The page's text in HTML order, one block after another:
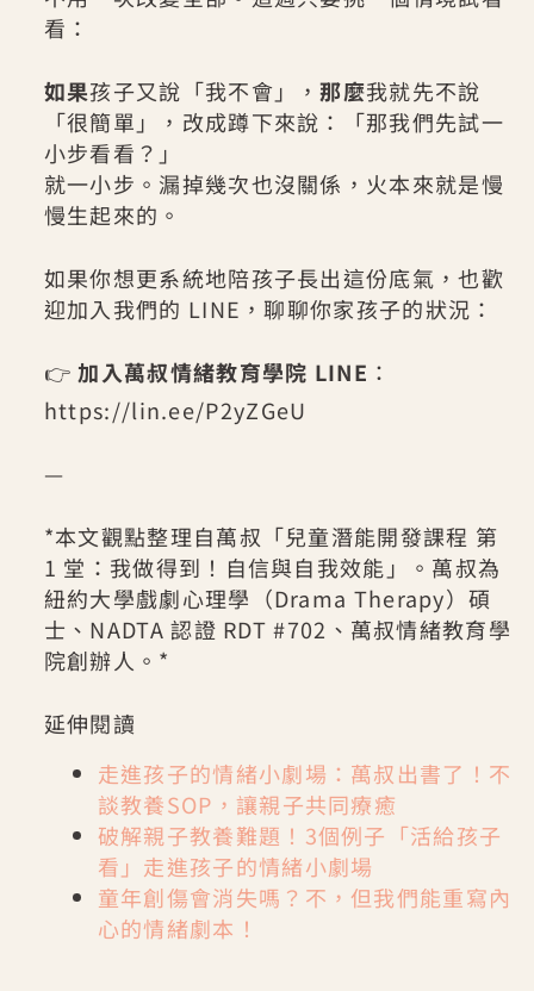
看：
如果孩子又說「我不會」，那麼我就先不說
「很簡單」，改成蹲下來說：「那我們先試一
小步看看？」
就一小步。漏掉幾次也沒關係，火本來就是慢
慢生起來的。
如果你想更系統地陪孩子長出這份底氣，也歡
迎加入我們的 LINE，聊聊你家孩子的狀況：
👉 加入萬叔情緒教育學院 LINE ：
https://lin.ee/P2yZGeU
—
*本文觀點整理自萬叔「兒童潛能開發課程 第
1 堂：我做得到！自信與自我效能」。萬叔為
紐約大學戲劇心理學（Drama Therapy）碩
士、NADTA 認證 RDT #702、萬叔情緒教育學
院創辦人。*
延伸閱讀
走進孩子的情緒小劇場：萬叔出書了！不
談教養SOP，讓親子共同療癒
破解親子教養難題！3個例子「活給孩子
看」走進孩子的情緒小劇場
童年創傷會消失嗎？不，但我們能重寫內
心的情緒劇本！